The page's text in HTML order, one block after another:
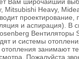
Mitsubishi Heavy,
проектирование,
и аспирация). В
и системы
занимают
Пожалуйста